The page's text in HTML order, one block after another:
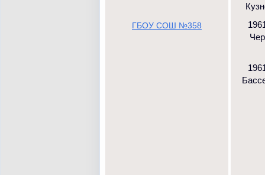
ГБОУ СОШ №358